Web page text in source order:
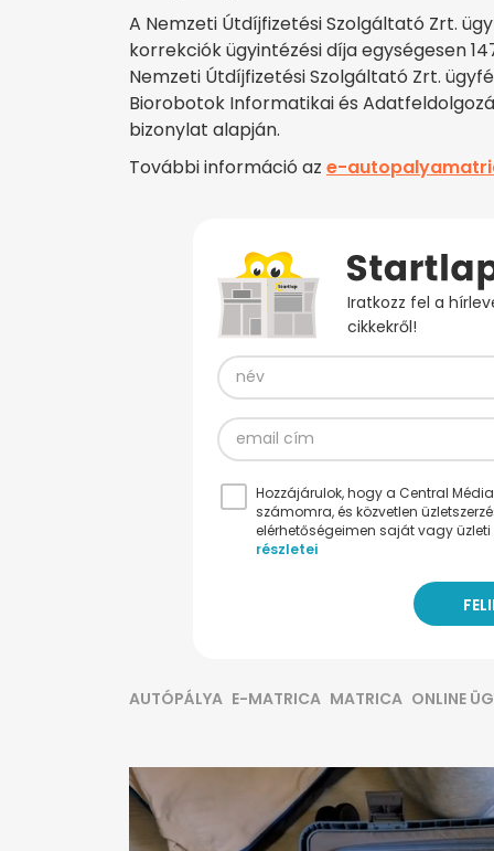
A Nemzeti Útdíjfizetési Szolgáltató Zrt.
korrekciók ügyintézési díja egységesen
Nemzeti Útdíjfizetési Szolgáltató Zrt.
Biorobotok Informatikai és
bizonylat alapján.
További információ az e-
Iratkozz fel a
cikkekről!
Hozzájárulok, hogy a Central
számomra, és közvetlen
elérhetőségeimen saját vagy
részletei
AUTÓPÁLYA E-MATRICA MATRICA ONLINE